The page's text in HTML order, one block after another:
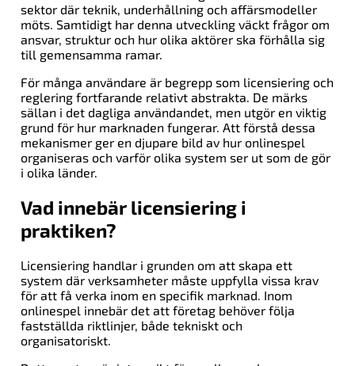
Relaterade ämnen:
Nästa
Missa inte
Rumäniens Herrlandslag I Fotboll Mot
Nederländernas Herrlandslag I Fotboll
Laguppställning
sektor där teknik, underhållning och affärsmodeller
möts. Samtidigt har denna utveckling väckt frågor om
ansvar, struktur och hur olika aktörer ska förhålla sig
till gemensamma ramar.
För många användare är begrepp som licensiering och
reglering fortfarande relativt abstrakta. De märks
sällan i det dagliga användandet, men utgör en viktig
grund för hur marknaden fungerar. Att förstå dessa
mekanismer ger en djupare bild av hur onlinespel
organiseras och varför olika system ser ut som de gör
i olika länder.
Vad innebär licensiering i
praktiken?
Licensiering handlar i grunden om att skapa ett
system där verksamheter måste uppfylla vissa krav
för att få verka inom en specifik marknad. Inom
onlinespel innebär det att företag behöver följa
fastställda riktlinjer, både tekniskt och
organisatoriskt.